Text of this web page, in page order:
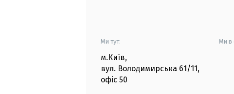
Ми тут:
м.Київ,
вул. Володимирська 61/11,
офіс 50
Ми в